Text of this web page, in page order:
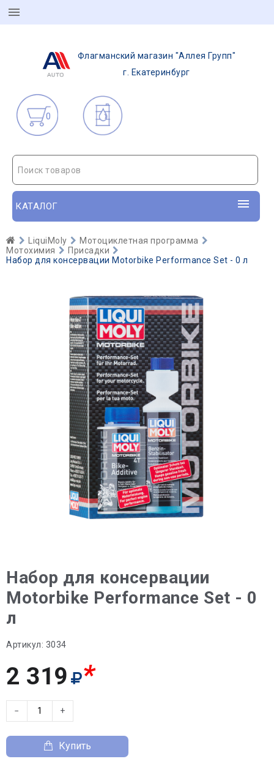
Флагманский магазин "Аллея Групп"
г. Екатеринбург
0
Поиск товаров
КАТАЛОГ
LiquiMoly
Мотоциклетная программа
Мотохимия
Присадки
Набор для консервации Motorbike Performance Set - 0 л
Набор для консервации
Motorbike Performance Set - 0
л
Артикул: 3034
2 319 *
− +
Купить